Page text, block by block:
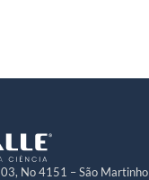
03, No 4151 – São Martinho